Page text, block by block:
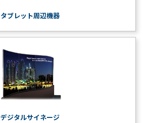
タブレット周辺機器
デジタルサイネージ